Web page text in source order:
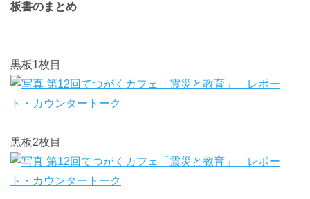
板書のまとめ
黒板1枚目
黒板2枚目